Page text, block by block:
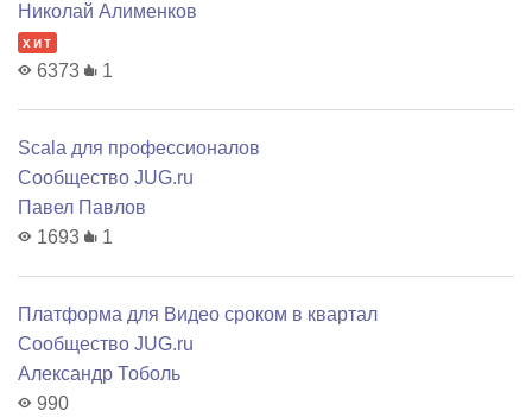
Николай Алименков
хит
6373 1
Scala для профессионалов
Сообщество JUG.ru
Павел Павлов
1693
1
Платформа для Видео сроком в квартал
Сообщество JUG.ru
Александр Тоболь
990